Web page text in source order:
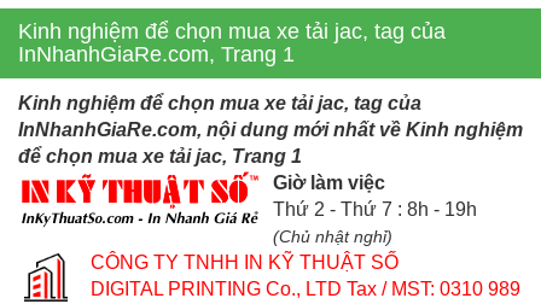
Kinh nghiệm để chọn mua xe tải jac, tag của
InNhanhGiaRe.com, Trang 1
Kinh nghiệm để chọn mua xe tải jac, tag của
InNhanhGiaRe.com, nội dung mới nhất về Kinh nghiệm
để chọn mua xe tải jac, Trang 1
Giờ làm việc
Thứ 2 - Thứ 7 : 8h - 19h
(Chủ nhật nghỉ)
CÔNG TY TNHH IN KỸ THUẬT SỐ
DIGITAL PRINTING Co., LTD Tax / MST: 0310 989